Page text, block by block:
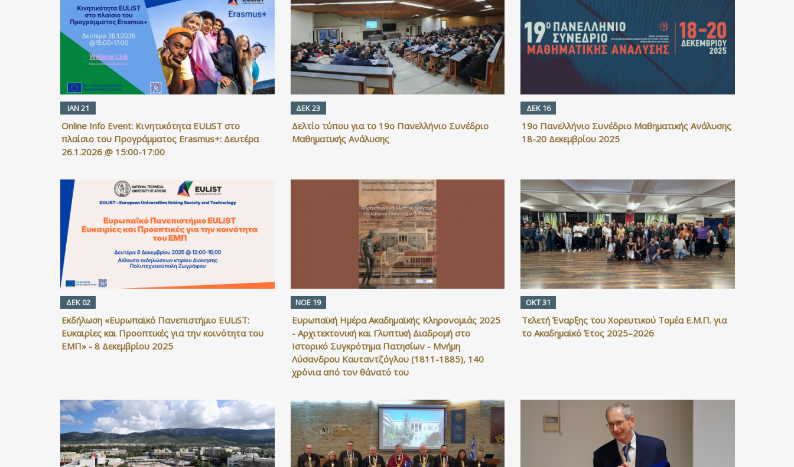
ΙΑΝ 21
Online Info Event: Κινητικότητα EULiST στο
πλαίσιο του Προγράμματος Erasmus+: Δευτέρα
26.1.2026 @ 15:00-17:00
ΔΕΚ 23
Δελτίο τύπου για το 19ο Πανελλήνιο Συνέδριο
Μαθηματικής Ανάλυσης
ΔΕΚ 16
19ο Πανελλήνιο Συνέδριο Mαθηματικής Ανάλυσης
18-20 Δεκεμβρίου 2025
ΔΕΚ 02
Εκδήλωση «Ευρωπαϊκό Πανεπιστήμιο EULiST:
Ευκαιρίες και Προοπτικές για την κοινότητα του
ΕΜΠ» - 8 Δεκεμβρίου 2025
ΝΟΕ 19
Ευρωπαϊκή Ημέρα Ακαδημαϊκής Κληρονομιάς 2025
- Αρχιτεκτονική και Γλυπτική Διαδρομή στο
Ιστορικό Συγκρότημα Πατησίων - Μνήμη
Λύσανδρου Καυταντζόγλου (1811-1885), 140
χρόνια από τον θάνατό του
ΟΚΤ 31
Τελετή Έναρξης του Χορευτικού Τομέα Ε.Μ.Π. για
το Ακαδημαϊκό Έτος 2025–2026